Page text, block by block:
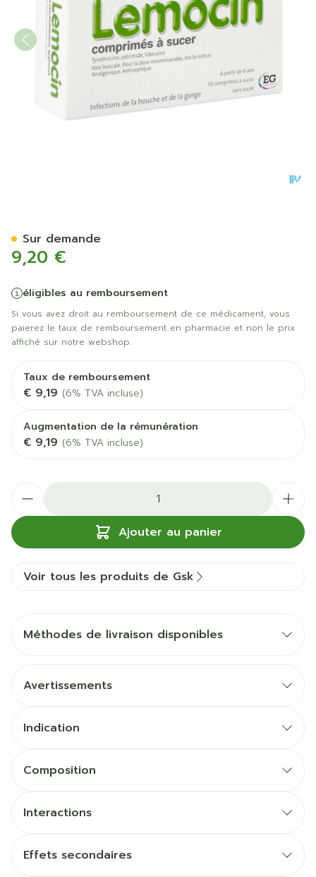
9,20 €
éligibles au remboursement
Si vous avez droit au remboursement de ce médicament, vous
paierez le taux de remboursement en pharmacie et non le prix
affiché sur notre webshop.
Taux de remboursement
€ 9,19 (6% TVA incluse)
Augmentation de la rémunération
€ 9,19 (6% TVA incluse)
Ajouter au panier
Sur demande
Voir tous les produits de Gsk
Méthodes de livraison disponibles
Avertissements
Indication
Composition
Interactions
Effets secondaires